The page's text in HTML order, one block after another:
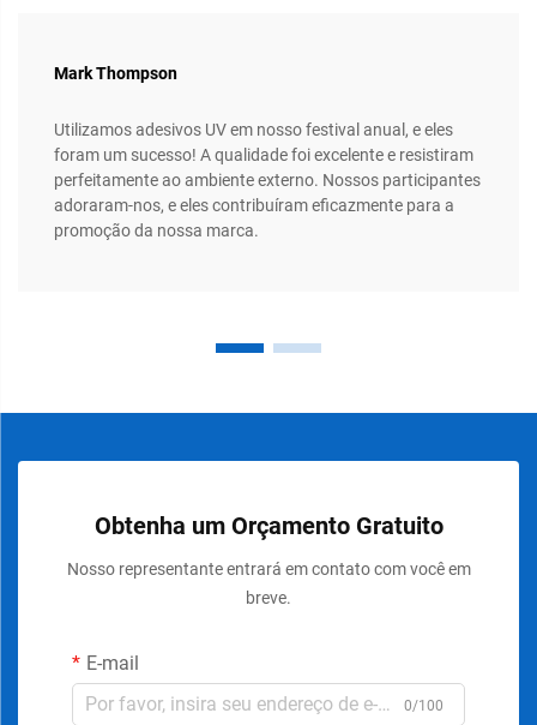
Mark Thompson
Utilizamos adesivos UV em nosso festival anual, e eles
foram um sucesso! A qualidade foi excelente e resistiram
perfeitamente ao ambiente externo. Nossos participantes
adoraram-nos, e eles contribuíram eficazmente para a
promoção da nossa marca.
Obtenha um Orçamento Gratuito
Nosso representante entrará em contato com você em
breve.
E-mail
0/100